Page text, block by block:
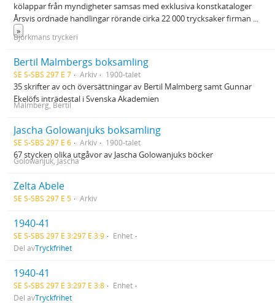
kölappar från myndigheter samsas med exklusiva konstkataloger
Årsvis ordnade handlingar rörande cirka 22 000 trycksaker firman ...
»
Björkmans tryckeri
Bertil Malmbergs boksamling
SE S-SBS 297 E 7 Arkiv 1900-talet
35 skrifter av och översättningar av Bertil Malmberg samt Gunnar
Ekelöfs inträdestal i Svenska Akademien
Malmberg, Bertil
Jascha Golowanjuks boksamling
SE S-SBS 297 E 6 Arkiv 1900-talet
67 stycken olika utgåvor av Jascha Golowanjuks böcker
Golowanjuk, Jascha
Zelta Abele
SE S-SBS 297 E 5 Arkiv
1940-41
SE S-SBS 297 E 3:297 E 3:9
Enhet
Del avTryckfrihet
1940-41
SE S-SBS 297 E 3:297 E 3:8
Enhet
Del avTryckfrihet